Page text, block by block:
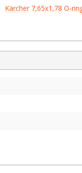
Kärcher 7,65x1,78 O-